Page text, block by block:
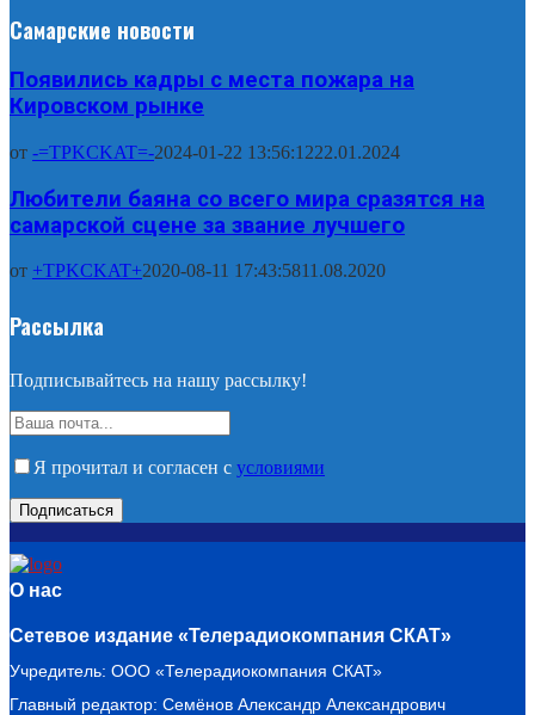
Самарские новости
Появились кадры с места пожара на
Кировском рынке
от -=TPKCKAT=-2024-01-22 13:56:1222.01.2024
Любители баяна со всего мира сразятся на
самарской сцене за звание лучшего
от +TPKCKAT+2020-08-11 17:43:5811.08.2020
Рассылка
Подписывайтесь на нашу рассылку!
Я прочитал и согласен с условиями
О нас
Сетевое издание «Телерадиокомпания СКАТ»
Учредитель: ООО «Телерадиокомпания СКАТ»
Главный редактор: Семёнов Александр Александрович